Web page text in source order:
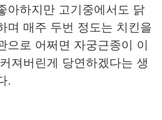
아하지만 고기중에서도 닭
며 매주 두번 정도는 치킨을
으로 어쩌면 자궁근종이 이
져버린게 당연하겠다는 생
.